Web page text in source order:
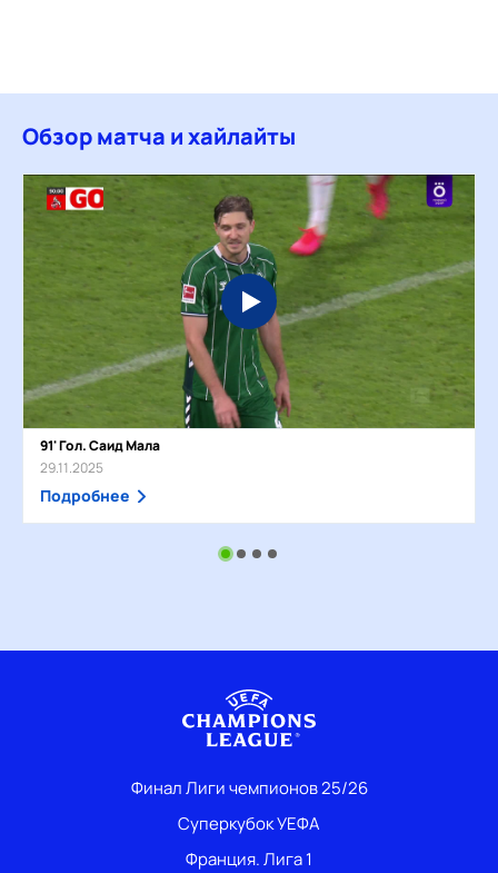
Обзор матча и хайлайты
91' Гол. Саид Мала
29.11.2025
Подробнее
Финал Лиги чемпионов 25/26
Суперкубок УЕФА
Франция. Лига 1